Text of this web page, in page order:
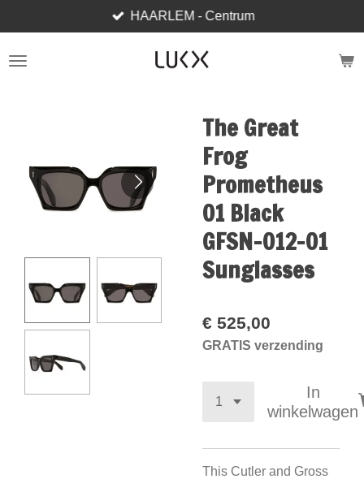
direct
naar
HAARLEM - Centrum
The Great
Frog
Prometheus
01 Black
GFSN-012-01
Sunglasses
€ 525,00
GRATIS verzending
In
winkelwagen
This Cutler and Gross